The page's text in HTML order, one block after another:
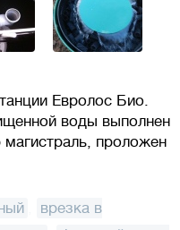
Евролос Био.
воды выполнен
проложен
врезка в